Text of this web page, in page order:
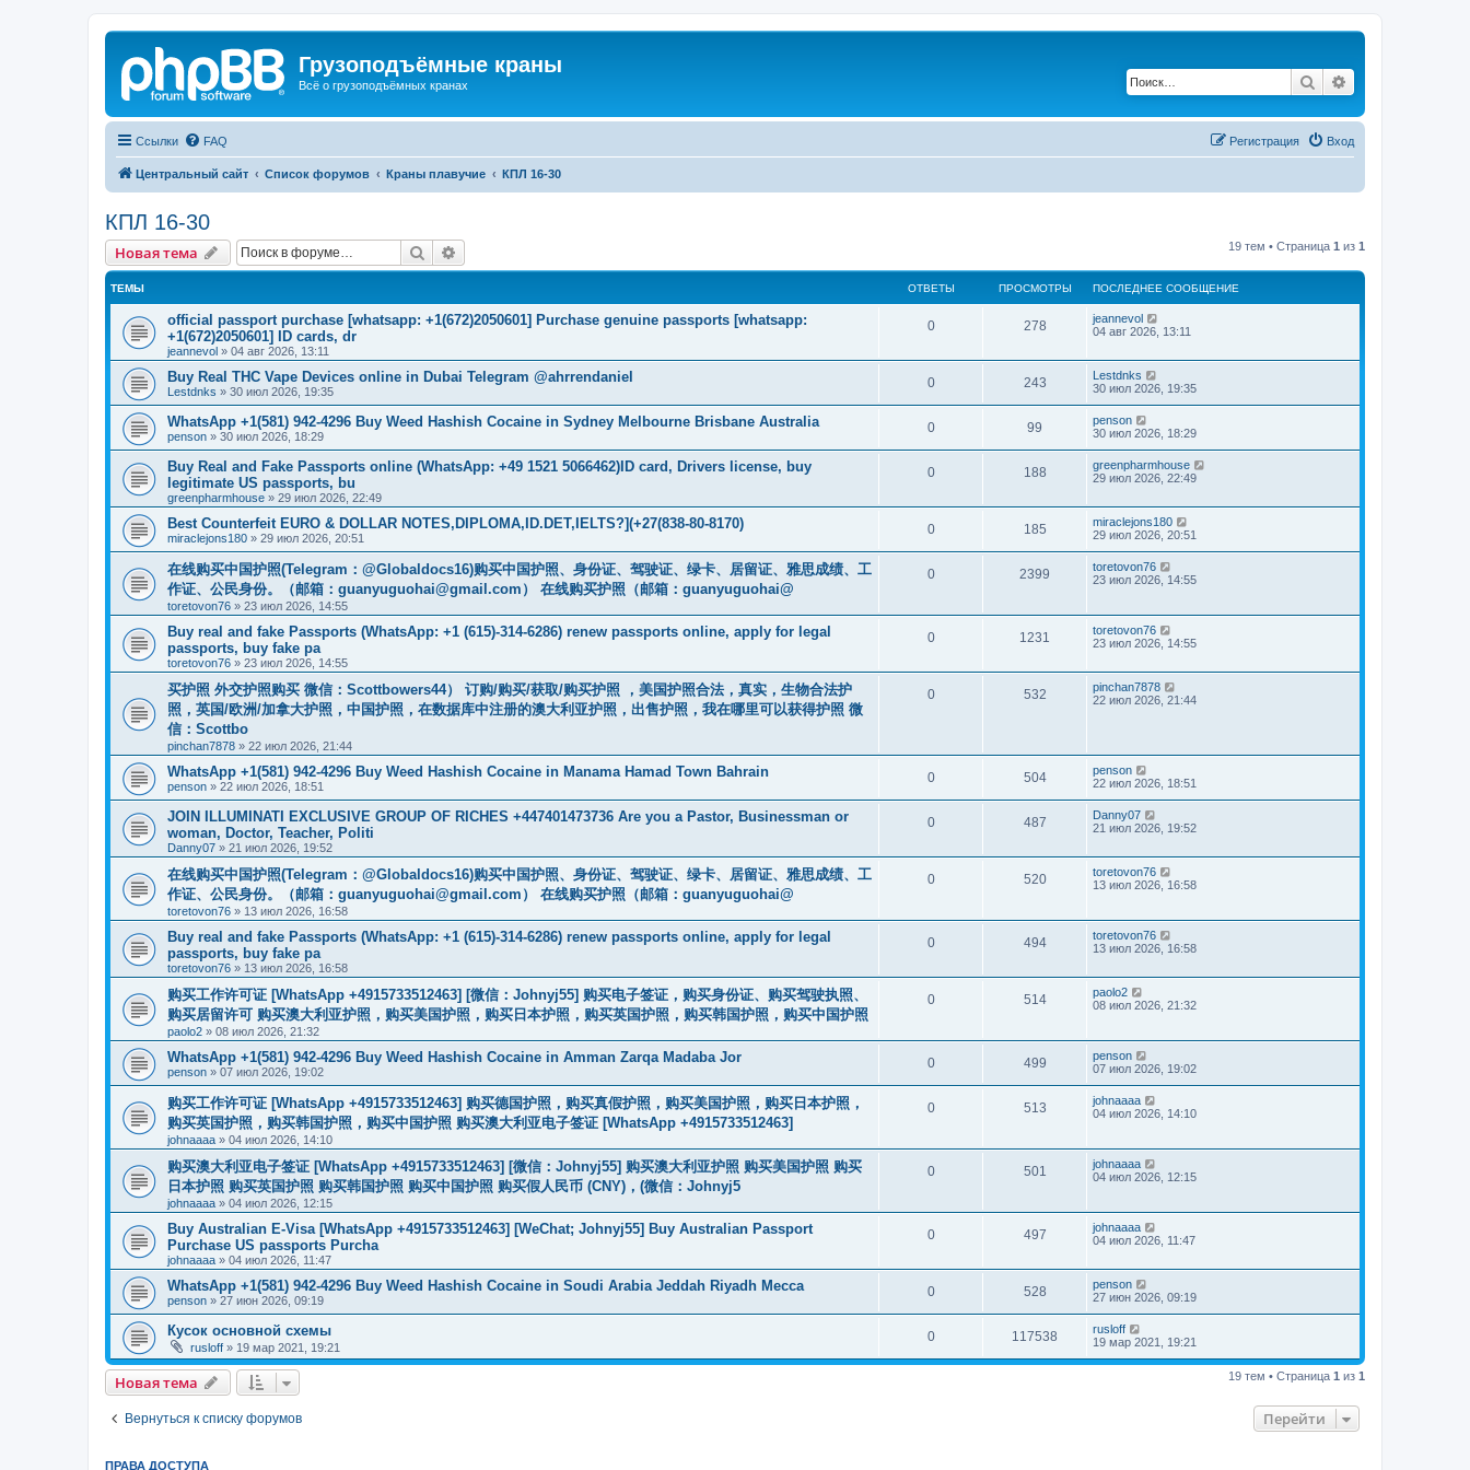
Грузоподъёмные краны
Всё о грузоподъёмных кранах Поиск
Ссылки FAQ Вход
Регистрация
Центральный сайт Список форумов Краны плавучие КПЛ 16-30
КПЛ 16-30
Новая тема Поиск 19 тем • Страница 1 из 1
ТЕМЫ ОТВЕТЫ ПРОСМОТРЫ ПОСЛЕДНЕЕ СООБЩЕНИЕ
official passport purchase [whatsapp: +1(672)2050601] Purchase genuine passports [whatsapp:
+1(672)2050601] ID cards, dr
jeannevol » 04 авг 2026, 13:11
0 278
jeannevol
04 авг 2026, 13:11
Buy Real THC Vape Devices online in Dubai Telegram @ahrrendaniel
Lestdnks » 30 июл 2026, 19:35
0 243
Lestdnks
30 июл 2026, 19:35
WhatsApp +1(581) 942-4296 Buy Weed Hashish Cocaine in Sydney Melbourne Brisbane Australia
penson » 30 июл 2026, 18:29
0 99
penson
30 июл 2026, 18:29
Buy Real and Fake Passports online (WhatsApp: +49 1521 5066462)ID card, Drivers license, buy
legitimate US passports, bu
greenpharmhouse » 29 июл 2026, 22:49
0 188
greenpharmhouse
29 июл 2026, 22:49
Best Counterfeit EURO & DOLLAR NOTES,DIPLOMA,ID.DET,IELTS?](+27(838-80-8170)
miraclejons180 » 29 июл 2026, 20:51
0 185
miraclejons180
29 июл 2026, 20:51
在线购买中国护照(Telegram：@Globaldocs16)购买中国护照、身份证、驾驶证、绿卡、居留证、雅思成绩、工
作证、公民身份。（邮箱： guanyuguohai@gmail.com ） 在线购买护照（邮箱：guanyuguohai@
toretovon76 » 23 июл 2026, 14:55
0 2399
toretovon76
23 июл 2026, 14:55
Buy real and fake Passports (WhatsApp: +1 (615)-314-6286) renew passports online, apply for legal
passports, buy fake pa
toretovon76 » 23 июл 2026, 14:55
0 1231
toretovon76
23 июл 2026, 14:55
买护照 外交护照购买 微信：Scottbowers44） 订购/购买/获取/购买护照 ，美国护照合法，真实，生物合法护
照，英国/欧洲/加拿大护照，中国护照，在数据库中注册的澳大利亚护照，出售护照，我在哪里可以获得护照 微
信：Scottbo
pinchan7878 » 22 июл 2026, 21:44
0 532
pinchan7878
22 июл 2026, 21:44
WhatsApp +1(581) 942-4296 Buy Weed Hashish Cocaine in Manama Hamad Town Bahrain
penson » 22 июл 2026, 18:51
0 504
penson
22 июл 2026, 18:51
JOIN ILLUMINATI EXCLUSIVE GROUP OF RICHES +447401473736 Are you a Pastor, Businessman or
woman, Doctor, Teacher, Politi
Danny07 » 21 июл 2026, 19:52
0 487
Danny07
21 июл 2026, 19:52
在线购买中国护照(Telegram：@Globaldocs16)购买中国护照、身份证、驾驶证、绿卡、居留证、雅思成绩、工
作证、公民身份。（邮箱： guanyuguohai@gmail.com ） 在线购买护照（邮箱：guanyuguohai@
toretovon76 » 13 июл 2026, 16:58
0 520
toretovon76
13 июл 2026, 16:58
Buy real and fake Passports (WhatsApp: +1 (615)-314-6286) renew passports online, apply for legal
passports, buy fake pa
toretovon76 » 13 июл 2026, 16:58
0 494
toretovon76
13 июл 2026, 16:58
购买工作许可证 [WhatsApp +4915733512463] [微信：Johnyj55] 购买电子签证，购买身份证、购买驾驶执照、
购买居留许可 购买澳大利亚护照，购买美国护照，购买日本护照，购买英国护照，购买韩国护照，购买中国护照
paolo2 » 08 июл 2026, 21:32
0 514
paolo2
08 июл 2026, 21:32
WhatsApp +1(581) 942-4296 Buy Weed Hashish Cocaine in Amman Zarqa Madaba Jor
penson » 07 июл 2026, 19:02
0 499
penson
07 июл 2026, 19:02
购买工作许可证 [WhatsApp +4915733512463] 购买德国护照，购买真假护照，购买美国护照，购买日本护照，
购买英国护照，购买韩国护照，购买中国护照 购买澳大利亚电子签证 [WhatsApp +4915733512463]
johnaaaa » 04 июл 2026, 14:10
0 513
johnaaaa
04 июл 2026, 14:10
购买澳大利亚电子签证 [WhatsApp +4915733512463] [微信：Johnyj55] 购买澳大利亚护照 购买美国护照 购买
日本护照 购买英国护照 购买韩国护照 购买中国护照 购买假人民币 (CNY)，(微信：Johnyj5
johnaaaa » 04 июл 2026, 12:15
0 501
johnaaaa
04 июл 2026, 12:15
Buy Australian E-Visa [WhatsApp +4915733512463] [WeChat; Johnyj55] Buy Australian Passport
Purchase US passports Purcha
johnaaaa » 04 июл 2026, 11:47
0 497
johnaaaa
04 июл 2026, 11:47
WhatsApp +1(581) 942-4296 Buy Weed Hashish Cocaine in Soudi Arabia Jeddah Riyadh Mecca
penson » 27 июн 2026, 09:19
0 528
penson
27 июн 2026, 09:19
Кусок основной схемы
rusloff » 19 мар 2021, 19:21
0 117538
rusloff
19 мар 2021, 19:21
Новая тема 19 тем • Страница 1 из 1
Вернуться к списку форумов Перейти
ПРАВА ДОСТУПА